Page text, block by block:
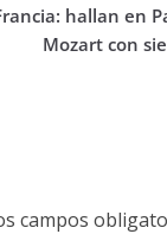
hallan en
Mozart con
campos